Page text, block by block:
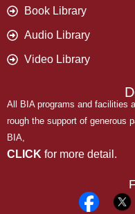
Book Library
Audio Library
Video Library
All BIA programs and facilities
rough the support of generous
BIA,
CLICK for more detail.